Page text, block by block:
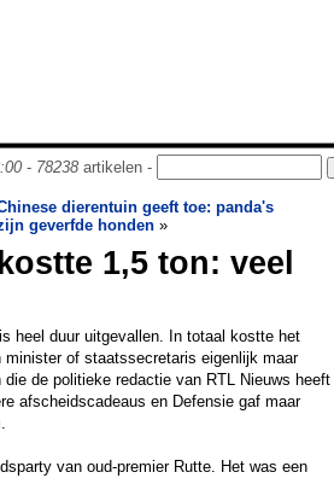
- 78238artikelen -
dierentuin geeft toe: panda's
geverfde honden »
1,5 ton: veel
heel duur uitgevallen. In totaal kostte het
of staatssecretaris eigenlijk maar
de politieke redactie van RTL Nieuws heeft
afscheidscadeaus en Defensie gaf maar
van oud-premier Rutte. Het was een